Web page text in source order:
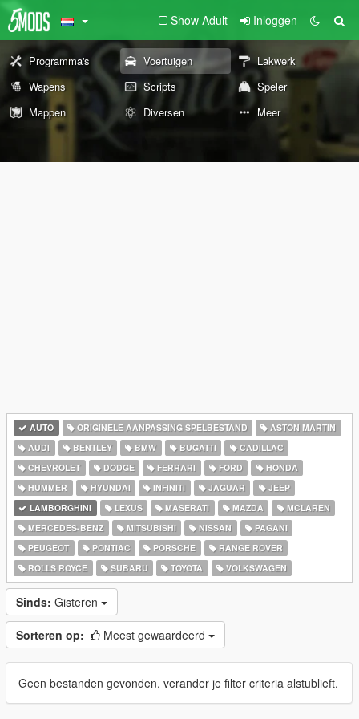
Show Adult Inloggen
Programma's Voertuigen
Lakwerk
Wapens
Scripts
Speler
Mappen
Diversen Meer
AUTO ORIGINELE AANPASSING SPELBESTAND
ASTON MARTIN
AUDI
BENTLEY BMW BUGATTI
CADILLAC
CHEVROLET
DODGE FERRARI FORD
HONDA
HUMMER
HYUNDAI INFINITI JAGUAR
JEEP
LAMBORGHINI
LEXUS MASERATI MAZDA
MCLAREN
MERCEDES-BENZ
MITSUBISHI NISSAN
PAGANI
PEUGEOT
PONTIAC PORSCHE
RANGE ROVER
ROLLS ROYCE
SUBARU TOYOTA VOLKSWAGEN
Sinds: Gisteren
Sorteren op: Meest gewaardeerd
Geen bestanden gevonden, verander je filter criteria alstublieft.